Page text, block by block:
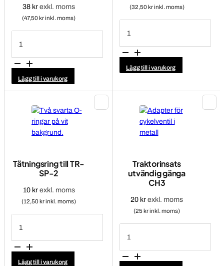
38 kr exkl. moms
(47,50 kr inkl. moms)
EM
reduceringsventil
utvändig
mängd
Lägg till i varukorg
(32,50 kr inkl. moms)
EM
reduceringsventil
inv
mängd
Lägg till i varukorg
Tätningsring till TR-
SP-2
10 kr exkl. moms
(12,50 kr inkl. moms)
Tätningsring
TR-
mängd
Lägg till i varukorg
Traktorinsats
utvändig gänga
CH3
20 kr exkl. moms
(25 kr inkl. moms)
Traktorinsats
utvändig
gänga
mängd